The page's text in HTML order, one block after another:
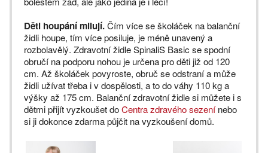
Děti houpání milují.Čím více se školáček na balanční
židli houpe, tím více posiluje, je méně unavený a
rozbolavělý. Zdravotní židle SpinaliS Basic se spodní
obručí na podporu nohou je určena pro děti již od 120
cm. Až školáček povyroste, obruč se odstraní a může
židli užívat třeba i v dospělosti, a to do váhy 110 kg a
výšky až 175 cm. Balanční zdravotní židle si můžete i s
dětmi přijít vyzkoušet doCentra zdravého sezenínebo
si ji dokonce zdarma půjčit na vyzkoušení domů.